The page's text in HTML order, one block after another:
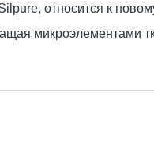
относится к
микроэлементами